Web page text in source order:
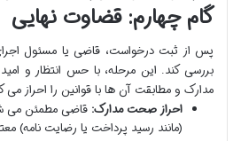
گام چهارم: قضاوت نهایی
پس از ثبت درخواست، قاضی یا مسئول
بررسی کند. این مرحله، با حس انتظار و
مدارک و مطابقت آن ها با قوانین را احراز می
احراز صحت مدارک: قاضی مطمئن می
(مانند رسید پرداخت یا رضایت نامه)